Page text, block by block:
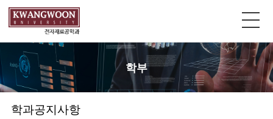
학부
학과공지사항